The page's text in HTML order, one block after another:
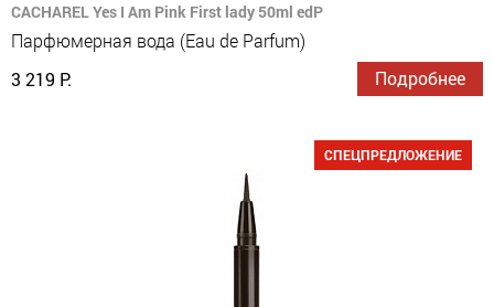
CACHAREL Yes I Am Pink First lady 50ml edP
Парфюмерная вода (Eau de Parfum)
3 219 Р.
Подробнее
СПЕЦПРЕДЛОЖЕНИЕ